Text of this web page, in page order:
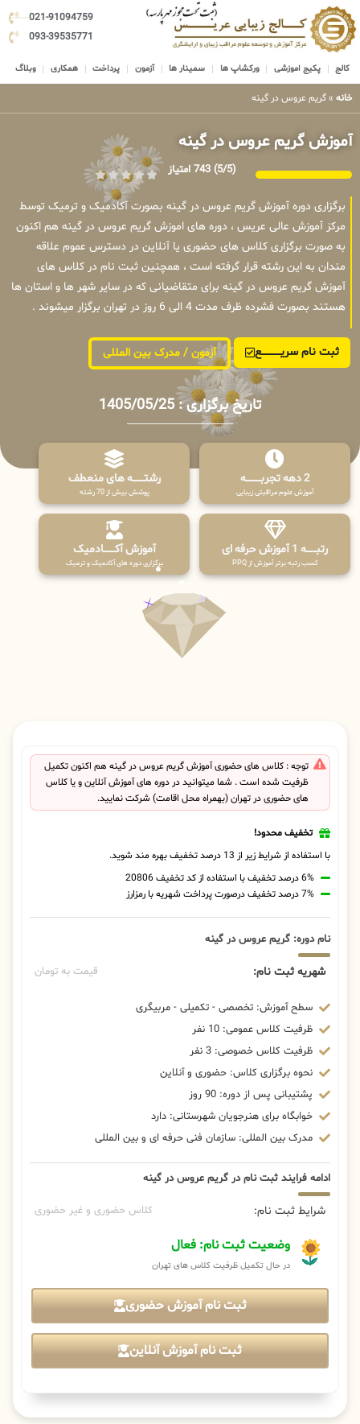
021-91094759
093-39535771
کالج پکیج اموزشی ورکشاپ ها سمینار ها آزمون پرداخت همکاری وبلاگ
خانه » گریم عروس در گینه
آموزش گریم عروس در گینه
(5/5) 743 امتیاز
برگزاری دوره آموزش گریم عروس در گینه بصورت آکادمیک و ترمیک توسط
مرکز آموزش عالی عریس ، دوره های اموزش گریم عروس در گینه هم اکنون
به صورت برگزاری کلاس های حضوری یا آنلاین در دسترس عموم علاقه
مندان به این رشته قرار گرفته است ، همچنین ثبت نام در کلاس های
آموزش گریم عروس در گینه برای متقاضیانی که در سایر شهر ها و استان ها
هستند بصورت فشرده ظرف مدت 4 الی 6 روز در تهران برگزار میشوند .
ثبت نام سریــــــــــــع آزمون / مدرک بین المللی
تاریخ برگزاری : 1405/05/25
2 دهه تجربـــــــــه
آموزش علوم مراقبتی زیبایی
رشتـــــــه های منعطف
پوشش بیش از 70 رشته
رتبــــــه 1 آموزش حرفه ای
کسب رتبه برتر آموزش از PPQ
آموزش آکـــــــادمیک
برگزاری دوره های آکادمیک و ترمیک
توجه : کلاس های حضوری آموزش گریم عروس در گینه هم اکنون تکمیل
ظرفیت شده است . شما میتوانید در دوره های آموزش آنلاین و یا کلاس
های حضوری در تهران (بهمراه محل اقامت) شرکت نمایید.
تخفیف محدود!
با استفاده از شرایط زیر از 13 درصد تخفیف بهره مند شوید.
6% درصد تخفیف با استفاده از کد تخفیف 20806
7% درصد تخفیف درصورت پرداخت شهریه با رمزارز
نام دوره: گریم عروس در گینه
شهریه ثبت نام: قیمت به تومان
سطح آموزش: تخصصی - تکمیلی - مربیگری
ظرفیت کلاس عمومی: 10 نفر
ظرفیت کلاس خصوصی: 3 نفر
نحوه برگزاری کلاس: حضوری و آنلاین
پشتیبانی پس از دوره: 90 روز
خوابگاه برای هنرجویان شهرستانی: دارد
مدرک بین المللی: سازمان فنی حرفه ای و بین المللی
ادامه فرایند ثبت نام در گریم عروس در گینه
شرایط ثبت نام: کلاس حضوری و غیر حضوری
وضعیت ثبت نام: فعال
در حال تکمیل ظرفیت کلاس های تهران
ثبت نام آموزش حضوری
ثبت نام آموزش آنلاین